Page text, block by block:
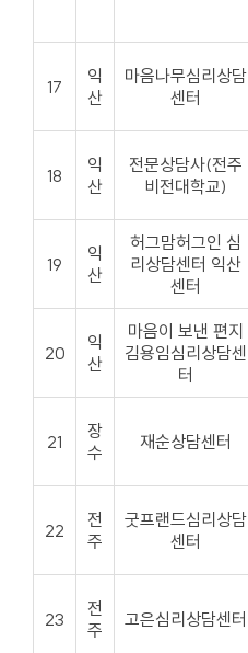
17
익
산
마음나무심리상담
센터
18
익
산
전문상담사(전주
비전대학교)
19
익
산
허그맘허그인 심
리상담센터 익산
센터
20
익
산
마음이 보낸 편지
김용임심리상담센
터
21
장
수
재순상담센터
22
전
주
굿프랜드심리상담
센터
23
전
주
고은심리상담센터